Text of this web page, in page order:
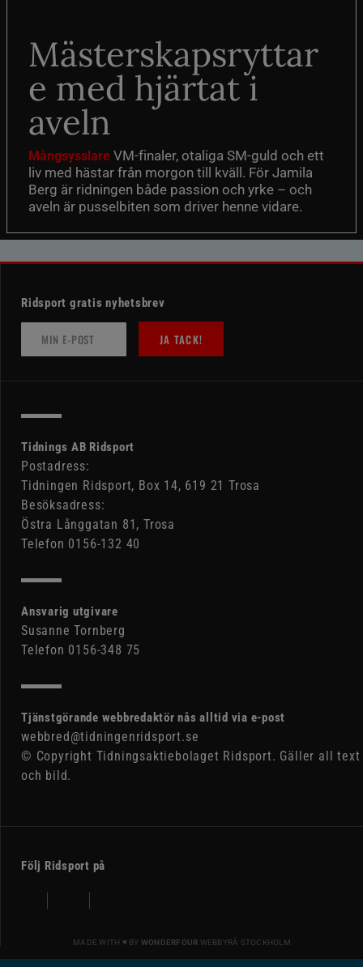
Mästerskapsryttar
e med hjärtat i
aveln
Mångsysslare VM-finaler, otaliga SM-guld och ett
liv med hästar från morgon till kväll. För Jamila
Berg är ridningen både passion och yrke – och
aveln är pusselbiten som driver henne vidare.
Ridsport gratis nyhetsbrev
JA TACK!
Tidnings AB Ridsport
Postadress:
Tidningen Ridsport, Box 14, 619 21 Trosa
Besöksadress:
Östra Långgatan 81, Trosa
Telefon 0156-132 40
Ansvarig utgivare
Susanne Tornberg
Telefon 0156-348 75
Tjänstgörande webbredaktör nås alltid via e-post
webbred@tidningenridsport.se
© Copyright Tidningsaktiebolaget Ridsport. Gäller all text
och bild.
Följ Ridsport på
MADE WITH ♥ BY WONDERFOUR WEBBYRÅ STOCKHOLM